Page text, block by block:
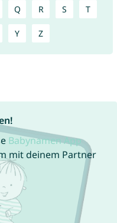
Q R S T
Y Z
Babynamen App
mit deinem Partner